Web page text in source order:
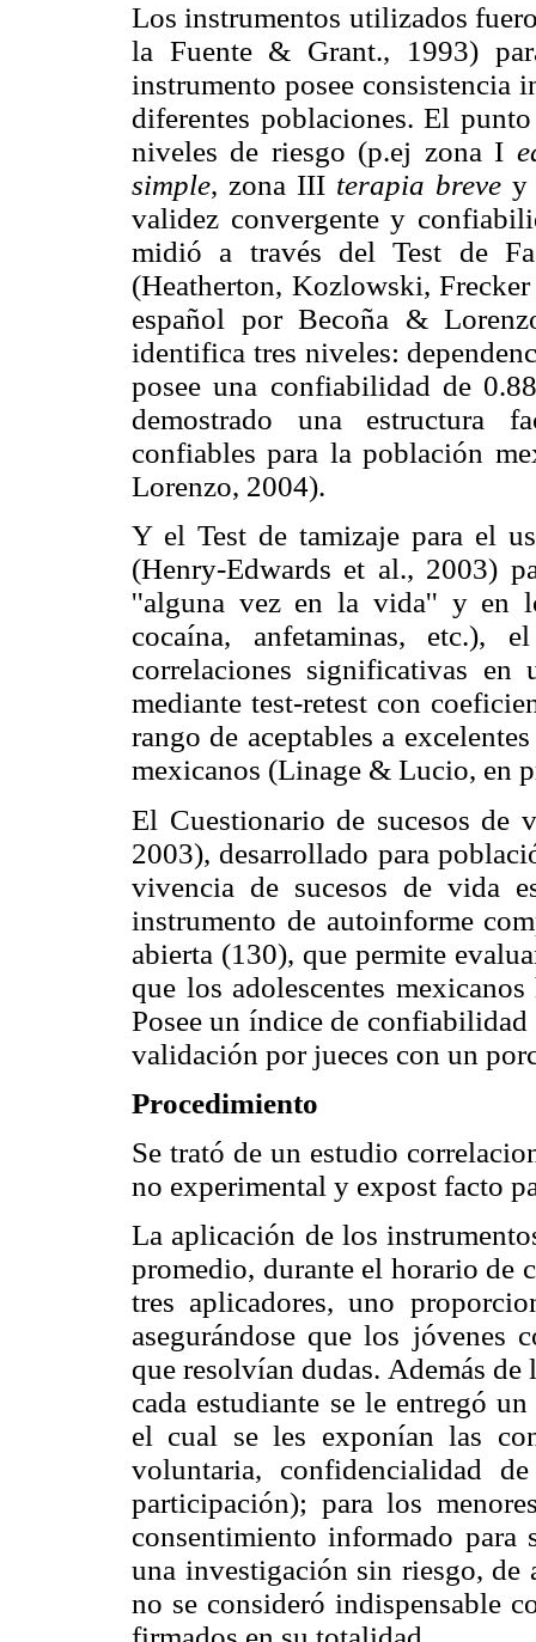
Los instrumentos utilizados
la Fuente & Grant., 1993)
instrumento posee consistencia
diferentes poblaciones. El
niveles de riesgo (p.ej zona I
simple, zona III terapia breve y
validez convergente y
midió a través del Test de
(Heatherton, Kozlowski,
español por Becoña &
identifica tres niveles:
posee una confiabilidad de
demostrado una estructura
confiables para la población
Lorenzo, 2004).
Y el Test de tamizaje para el
(Henry-Edwards et al., 2003)
''alguna vez en la vida'' y en
cocaína, anfetaminas, etc.),
correlaciones significativas
mediante test-retest con
rango de aceptables a
mexicanos (Linage & Lucio, en
El Cuestionario de sucesos de
2003), desarrollado para
vivencia de sucesos de vida
instrumento de autoinforme
abierta (130), que permite
que los adolescentes
Posee un índice de
validación por jueces con un
Procedimiento
Se trató de un estudio
no experimental y expost facto
La aplicación de los
promedio, durante el horario de
tres aplicadores, uno
asegurándose que los jóvenes
que resolvían dudas. Además
cada estudiante se le entregó
el cual se les exponían las
voluntaria, confidencialidad
participación); para los
consentimiento informado para
una investigación sin riesgo, de
no se consideró indispensable